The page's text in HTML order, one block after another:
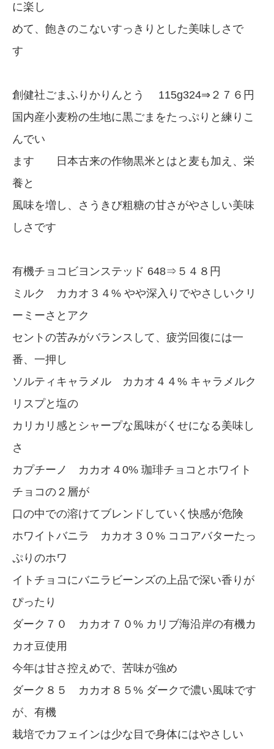
に楽し
めて、飽きのこないすっきりとした美味しさで
す
創健社ごまふりかりんとう 115g324⇒２７６円
国内産小麦粉の生地に黒ごまをたっぷりと練りこ
んでい
ます 日本古来の作物黒米とはと麦も加え、栄
養と
風味を増し、さうきび粗糖の甘さがやさしい美味
しさです
有機チョコビヨンステッド 648⇒５４８円
ミルク カカオ３４% やや深入りでやさしいクリ
ーミーさとアク
セントの苦みがバランスして、疲労回復には一
番、一押し
ソルティキャラメル カカオ４４% キャラメルク
リスプと塩の
カリカリ感とシャープな風味がくせになる美味し
さ
カプチーノ カカオ４0% 珈琲チョコとホワイト
チョコの２層が
口の中での溶けてブレンドしていく快感が危険
ホワイトバニラ カカオ３０% ココアバターたっ
ぷりのホワ
イトチョコにバニラビーンズの上品で深い香りが
ぴったり
ダーク７０ カカオ７０% カリブ海沿岸の有機カ
カオ豆使用
今年は甘さ控えめで、苦味が強め
ダーク８５ カカオ８５% ダークで濃い風味です
が、有機
栽培でカフェインは少な目で身体にはやさしい